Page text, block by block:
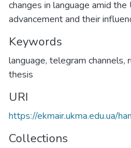
changes in language amid the
advancement and their
Keywords
language, telegram channels,
thesis
URI
https://ekmair.ukma.edu.ua/
Collections